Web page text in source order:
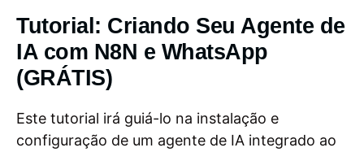
Tutorial: Criando Seu Agente de
IA com N8N e WhatsApp
(GRÁTIS)
Este tutorial irá guiá-lo na instalação e
configuração de um agente de IA integrado ao